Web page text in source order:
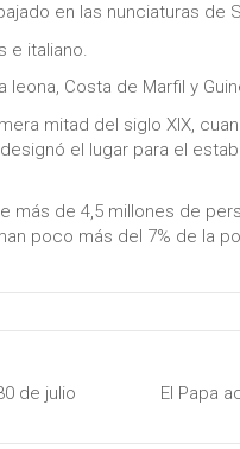
en las nunciaturas de
e italiano.
Costa de Marfil y
mitad del siglo XIX,
el lugar para el
más de 4,5 millones de
poco más del 7% de la
de julio
El Papa